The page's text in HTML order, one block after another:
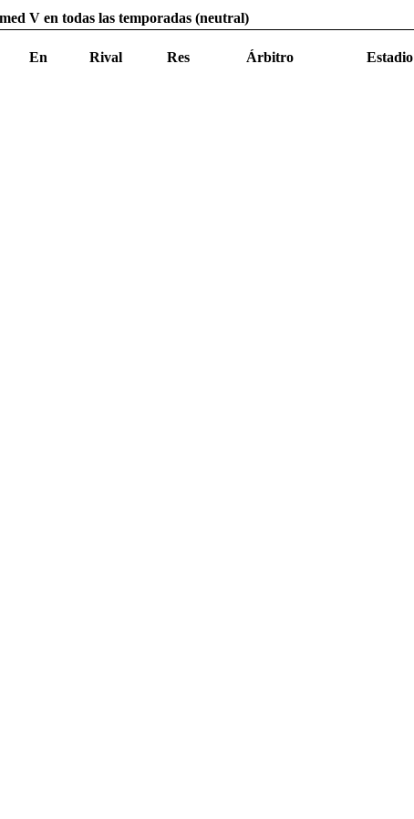
V en todas las temporadas (neutral)
En Rival Res Árbitro Estadio